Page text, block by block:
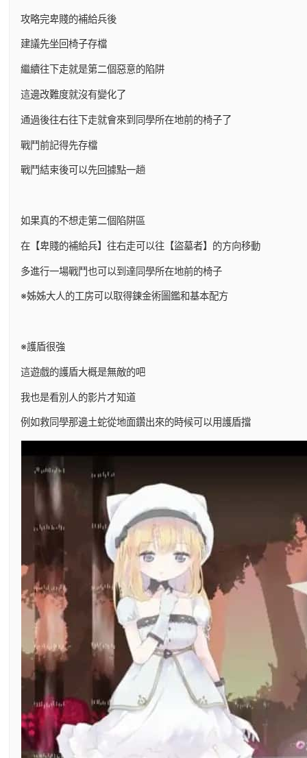
攻略完卑賤的補給兵後
建議先坐回椅子存檔
繼續往下走就是第二個惡意的陷阱
這邊改難度就沒有變化了
通過後往右往下走就會來到同學所在地前的椅子了
戰鬥前記得先存檔
戰鬥結束後可以先回據點一趟
如果真的不想走第二個陷阱區
在【卑賤的補給兵】往右走可以往【盜墓者】的方向移動
多進行一場戰鬥也可以到達同學所在地前的椅子
※姊姊大人的工房可以取得鍊金術圖鑑和基本配方
※護盾很強
這遊戲的護盾大概是無敵的吧
我也是看別人的影片才知道
例如救同學那邊土蛇從地面鑽出來的時候可以用護盾擋